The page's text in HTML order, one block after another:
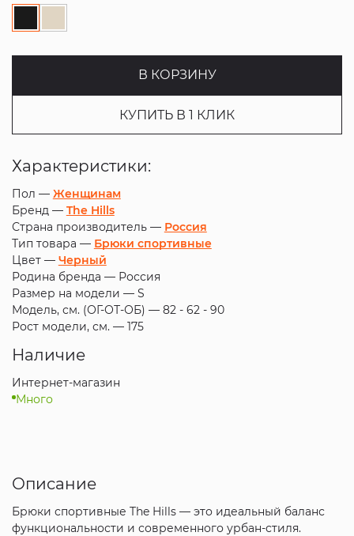
В КОРЗИНУ
КУПИТЬ В 1 КЛИК
Характеристики:
Пол — Женщинам
Бренд — The Hills
Страна производитель — Россия
Тип товара — Брюки спортивные
Цвет — Черный
Родина бренда — Россия
Размер на модели — S
Модель, см. (ОГ-ОТ-ОБ) — 82 - 62 - 90
Рост модели, см. — 175
Наличие
Интернет-магазин
Много
Описание
Брюки спортивные The Hills — это идеальный баланс
функциональности и современного урбан-стиля.